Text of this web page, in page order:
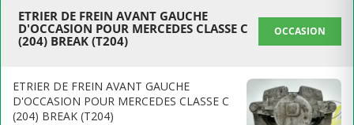
ETRIER DE FREIN AVANT GAUCHE
D'OCCASION POUR MERCEDES CLASSE C
(204) BREAK (T204)
OCCASION
ETRIER DE FREIN AVANT GAUCHE
D'OCCASION POUR MERCEDES CLASSE C
(204) BREAK (T204)